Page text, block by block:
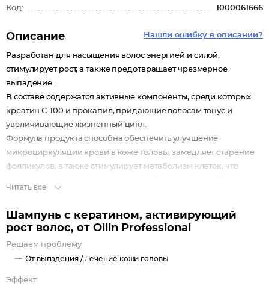
Код: 1000061666
Нашли ошибку в описании?
Описание
Разработан для насыщения волос энергией и силой,
стимулирует рост, а также предотвращает чрезмерное
выпадение.
В составе содержатся активные компоненты, среди которых
креатин С-100 и прокапил, придающие волосам тонус и
увеличивающие жизненный цикл.
Формула продукта способна обеспечить улучшение
микроциркуляции крови в коже головы, замедляет старение
фолликулов, а также стимулирует метаболизм клеток, что
Волосы становятся невероятно гладкими, мягкими,
объемными, блестящими и послушными.
Проблема выпадения решается раз и навсегда,
исключается возможность появления рецидивов.
Читать все
Шампунь с кератином, активирующий
рост волос, от Ollin Professional
Решаем проблему
От выпадения / Лечение кожи головы
Эффект